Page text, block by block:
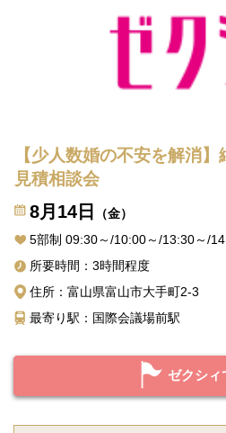
【少人数婚の不安を解消
見積相談会
8月14日
（金）
5部制 09:30～/10:00～/13:30～/
所要時間：3時間程度
住所：富山県富山市大手町2-3
最寄り駅：国際会議場前駅
ゼクシィ